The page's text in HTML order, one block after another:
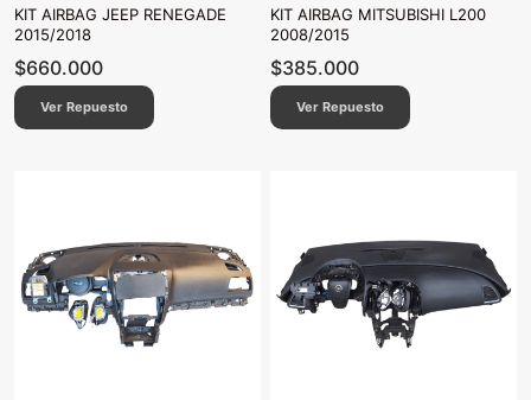
KIT AIRBAG JEEP RENEGADE
2015/2018
$660.000
Ver Repuesto
KIT AIRBAG MITSUBISHI L200
2008/2015
$385.000
Ver Repuesto